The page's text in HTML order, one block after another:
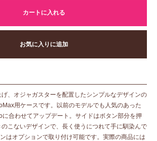
カートに入れる
お気に入りに追加
、オジャガスターを配置したシンプルなデザインの
用ケースです。以前のモデルでも人気のあった
合わせてアップデート。サイドはボタン部分を押
こないデザインで、長く使うにつれて手に馴染んで
はオプションで取り付け可能です。実際の商品には